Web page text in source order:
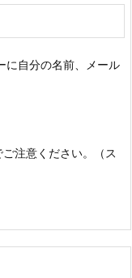
に自分の名前、メール
注意ください。（ス